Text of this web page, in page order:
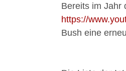
Bereits im Jahr
https://
Bush eine